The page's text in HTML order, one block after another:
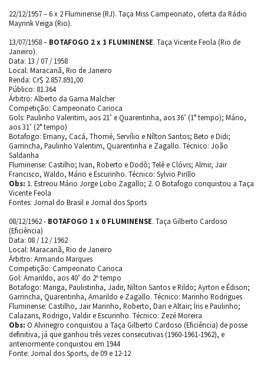
22/12/1957 – 6 x 2 Fluminense (RJ). Taça Miss Campeonato, oferta da Rádio
Mayrink Veiga (Rio).
13/07/1958 – BOTAFOGO 2 x 1 FLUMINENSE. Taça Vicente Feola (Rio de
Janeiro).
Data: 13 / 07 / 1958
Local: Maracanã, Rio de Janeiro
Renda: Cr$ 2.857.891,00
Público: 81.364
Árbitro: Alberto da Gama Malcher
Competição: Campeonato Carioca
Gols: Paulinho Valentim, aos 21’ e Quarentinha, aos 36’ (1° tempo); Mário,
aos 31’ (2° tempo)
Botafogo: Ernany, Cacá, Thomé, Servílio e Nílton Santos; Beto e Didi;
Garrincha, Paulinho Valentim, Quarentinha e Zagallo. Técnico: João
Saldanha
Fluminense: Castilho; Ivan, Roberto e Dodô; Telê e Clóvis; Almir, Jair
Francisco, Waldo, Mário e Escurinho. Técnico: Sylvio Pirillo
Obs: 1. Estreou Mário Jorge Lobo Zagallo; 2. O Botafogo conquistou a Taça
Vicente Feola
Fontes: Jornal do Brasil e Jornal dos Sports
08/12/1962 - BOTAFOGO 1 x 0 FLUMINENSE. Taça Gilberto Cardoso
(Eficiência)
Data: 08 / 12 / 1962
Local: Maracanã, Rio de Janeiro
Árbitro: Armando Marques
Competição: Campeonato Carioca
Gol: Amarildo, aos 40’ do 2º tempo
Botafogo: Manga, Paulistinha, Jadir, Nílton Santos e Rildo; Ayrton e Édison;
Garrincha, Quarentinha, Amarildo e Zagallo. Técnico: Marinho Rodrigues
Fluminense: Castilho, Jair Marinho, Roberto, Dari e Altair; Íris e Paulinho;
Calazans, Rodrigo, Valdir e Escurinho. Técnico: Zezé Moreira
Obs: O Alvinegro conquistou a Taça Gilberto Cardoso (Eficiência) de posse
definitiva, já que ganhou três vezes consecutivas (1960-1961-1962), e
anteriormente conquistou em 1944
Fonte: Jornal dos Sports, de 09 e 12-12